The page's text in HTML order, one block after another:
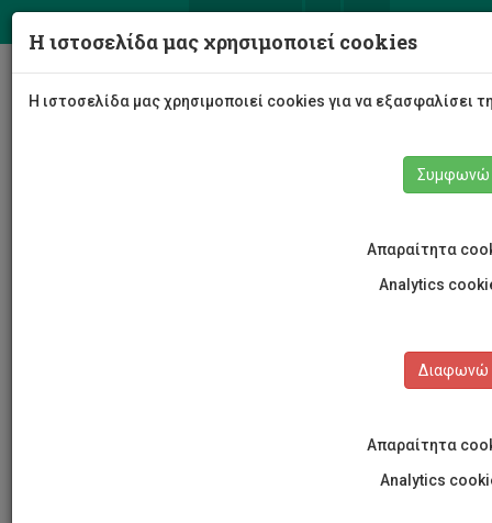
Η ιστοσελίδα μας χρησιμοποιεί cookies
Η ιστοσελίδα μας χρησιμοποιεί cookies για να εξασφαλίσει
Συμφωνώ
Απαραίτητα
Analytics
Διαφωνώ
Απαραίτητα
Analytics